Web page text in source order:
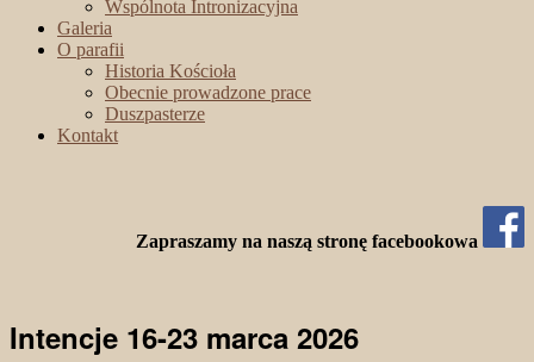
Wspólnota Intronizacyjna
Galeria
O parafii
Historia Kościoła
Obecnie prowadzone prace
Duszpasterze
Kontakt
Zapraszamy na naszą stronę facebookowa
Intencje 16-23 marca 2026